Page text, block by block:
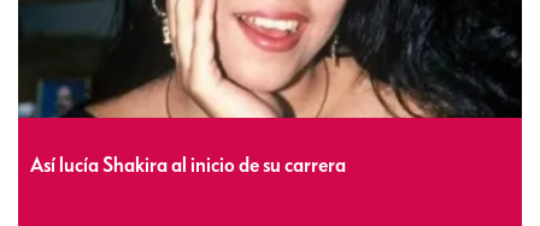
Así lucía Shakira al inicio de su carrera